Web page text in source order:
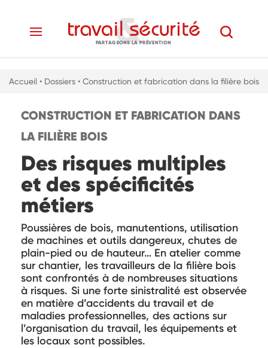
PARTAGEONS LA PRÉVENTION
Accueil • Dossiers • Construction et fabrication dans la filière bois
CONSTRUCTION ET FABRICATION DANS
LA FILIÈRE BOIS
Des risques multiples
et des spécificités
métiers
Poussières de bois, manutentions, utilisation
de machines et outils dangereux, chutes de
plain-pied ou de hauteur… En atelier comme
sur chantier, les travailleurs de la filière bois
sont confrontés à de nombreuses situations
à risques. Si une forte sinistralité est observée
en matière d’accidents du travail et de
maladies professionnelles, des actions sur
l’organisation du travail, les équipements et
les locaux sont possibles.